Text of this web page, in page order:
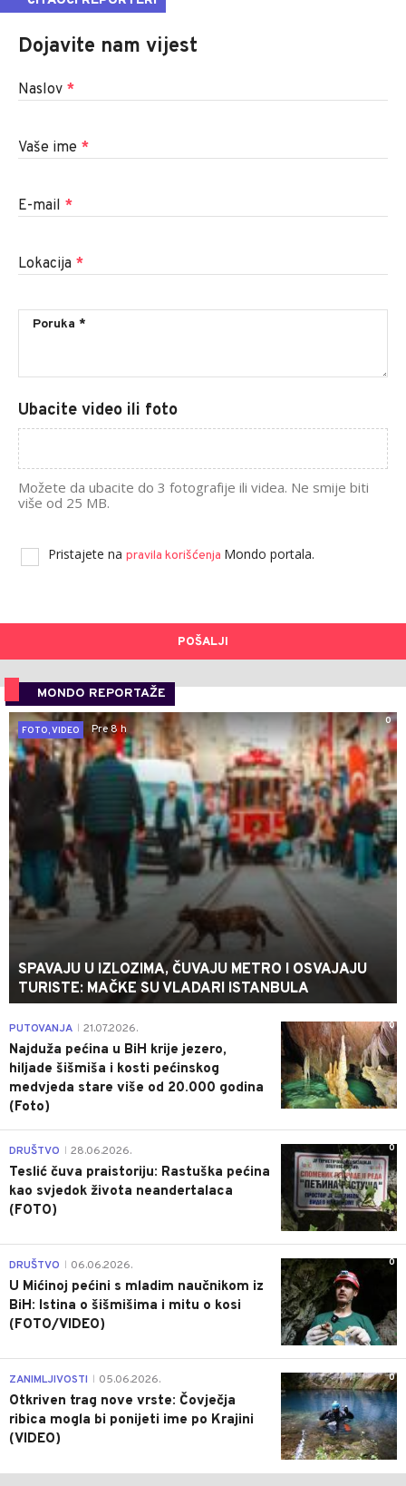
Dojavite nam vijest
Naslov *
Vaše ime *
E-mail *
Lokacija *
Ubacite video ili foto
Možete da ubacite do 3 fotografije ili videa. Ne smije biti
više od 25 MB.
Pristajete na pravila korišćenja Mondo portala.
POŠALJI
MONDO REPORTAŽE
0
FOTO, VIDEO
Pre 8 h
SPAVAJU U IZLOZIMA, ČUVAJU METRO I OSVAJAJU
TURISTE: MAČKE SU VLADARI ISTANBULA
0
PUTOVANJA 21.07.2026.
Najduža pećina u BiH krije jezero,
hiljade šišmiša i kosti pećinskog
medvjeda stare više od 20.000 godina
(Foto)
0
DRUŠTVO 28.06.2026.
Teslić čuva praistoriju: Rastuška pećina
kao svjedok života neandertalaca
(FOTO)
0
DRUŠTVO 06.06.2026.
U Mićinoj pećini s mladim naučnikom iz
BiH: Istina o šišmišima i mitu o kosi
(FOTO/VIDEO)
0
ZANIMLJIVOSTI 05.06.2026.
Otkriven trag nove vrste: Čovječja
ribica mogla bi ponijeti ime po Krajini
(VIDEO)